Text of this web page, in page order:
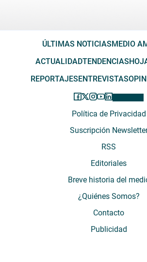
ÚLTIMAS NOTICIAS MEDIO
ACTUALIDADTENDENCIAS
REPORTAJES ENTREVISTAS
Política de Privacidad
Suscripción
RSS
Editoriales
Breve historia del
¿Quiénes Somos?
Contacto
Publicidad